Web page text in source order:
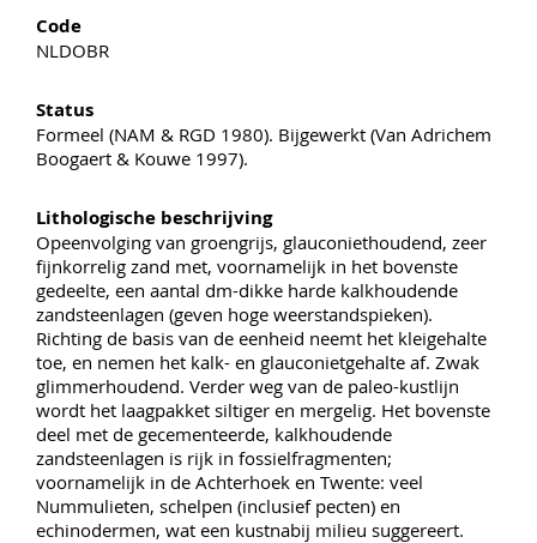
Code
NLDOBR
Status
Formeel (NAM & RGD 1980). Bijgewerkt (Van Adrichem
Boogaert & Kouwe 1997).
Lithologische beschrijving
Opeenvolging van groengrijs, glauconiethoudend, zeer
fijnkorrelig zand met, voornamelijk in het bovenste
gedeelte, een aantal dm-dikke harde kalkhoudende
zandsteenlagen (geven hoge weerstandspieken).
Richting de basis van de eenheid neemt het kleigehalte
toe, en nemen het kalk- en glauconietgehalte af. Zwak
glimmerhoudend. Verder weg van de paleo-kustlijn
wordt het laagpakket siltiger en mergelig. Het bovenste
deel met de gecementeerde, kalkhoudende
zandsteenlagen is rijk in fossielfragmenten;
voornamelijk in de Achterhoek en Twente: veel
Nummulieten, schelpen (inclusief pecten) en
echinodermen, wat een kustnabij milieu suggereert.